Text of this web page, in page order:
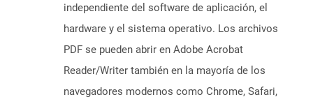
independiente del software de aplicación, el
hardware y el sistema operativo. Los archivos
PDF se pueden abrir en Adobe Acrobat
Reader/Writer también en la mayoría de los
navegadores modernos como Chrome, Safari,